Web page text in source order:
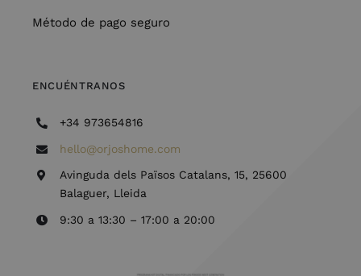
Método de pago seguro
ENCUÉNTRANOS
+34 973654816
hello@orjoshome.com
Avinguda dels Països Catalans, 15, 25600
Balaguer, Lleida
9:30 a 13:30 – 17:00 a 20:00